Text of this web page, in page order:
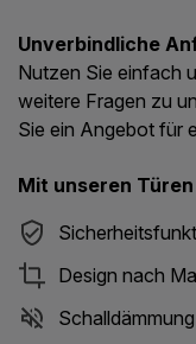
Unverbindliche
Nutzen Sie einfach
weitere Fragen zu
Sie ein Angebot für
Mit unseren
Design nach
Schalldämmung